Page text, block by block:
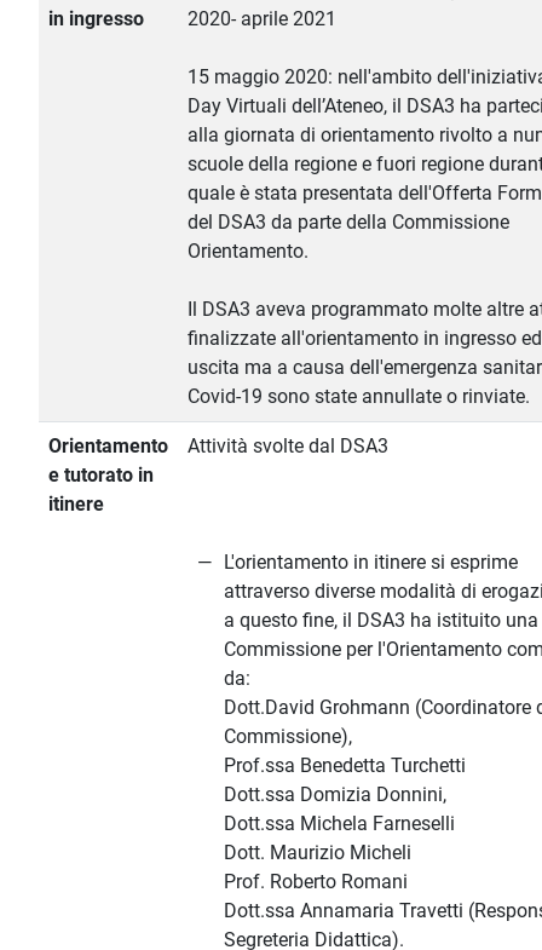
in ingresso
2020- aprile 2021
15 maggio 2020: nell'ambito
Day Virtuali dell’Ateneo, il DSA3 ha
alla giornata di orientamento rivolto a
scuole della regione e fuori regione
quale è stata presentata dell'Offerta
del DSA3 da parte della Commissione
Orientamento.
Il DSA3 aveva programmato molte altre
finalizzate all'orientamento in ingresso
uscita ma a causa dell'emergenza
Covid-19 sono state annullate o rinviate.
Orientamento
e tutorato in
itinere
Attività svolte dal DSA3
L'orientamento in itinere si esprime
attraverso diverse modalità di
a questo fine, il DSA3 ha istituito una
Commissione per l'Orientamento
da:
Dott.David Grohmann (Coordinatore
Commissione),
Prof.ssa Benedetta Turchetti
Dott.ssa Domizia Donnini,
Dott.ssa Michela Farneselli
Dott. Maurizio Micheli
Prof. Roberto Romani
Dott.ssa Annamaria Travetti
Segreteria Didattica).